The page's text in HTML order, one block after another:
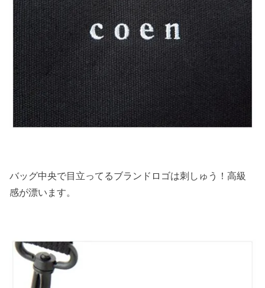
バッグ中央で目立ってるブランドロゴは刺しゅう！高級
感が漂います。